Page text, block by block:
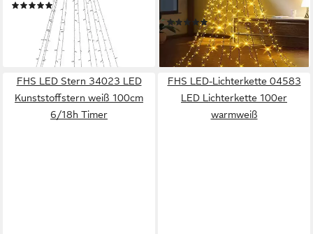
(1)
UVP 29,90 €
lieferbar - in 3-4 Werktagen bei dir
warmweiß
(3)
ab 29,99 €
lieferbar - in 3-4 Werktagen bei dir
FHS LED Stern 34023 LED
Kunststoffstern weiß 100cm
6/18h Timer
FHS LED-Lichterkette 04583
LED Lichterkette 100er
warmweiß